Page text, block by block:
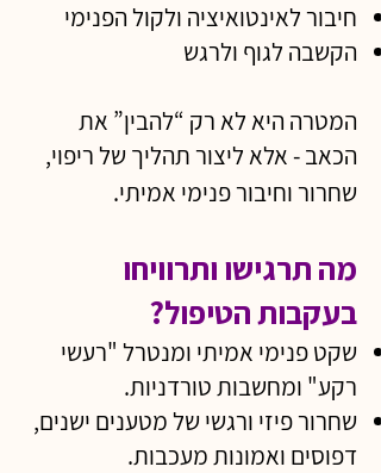
חיבור לאינטואיציה ולקול הפנימי
הקשבה לגוף ולרגש
המטרה היא לא רק “להבין” את
הכאב - אלא ליצור תהליך של ריפוי,
שחרור וחיבור פנימי אמיתי.
מה תרגישו ותרוויחו
בעקבות הטיפול?
שקט פנימי אמיתי ומנטרל "רעשי
רקע" ומחשבות טורדניות.
שחרור פיזי ורגשי של מטענים ישנים,
דפוסים ואמונות מעכבות.